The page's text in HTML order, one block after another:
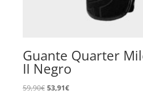
Guante Quarter
II Negro
59,90€ El
53,91€El